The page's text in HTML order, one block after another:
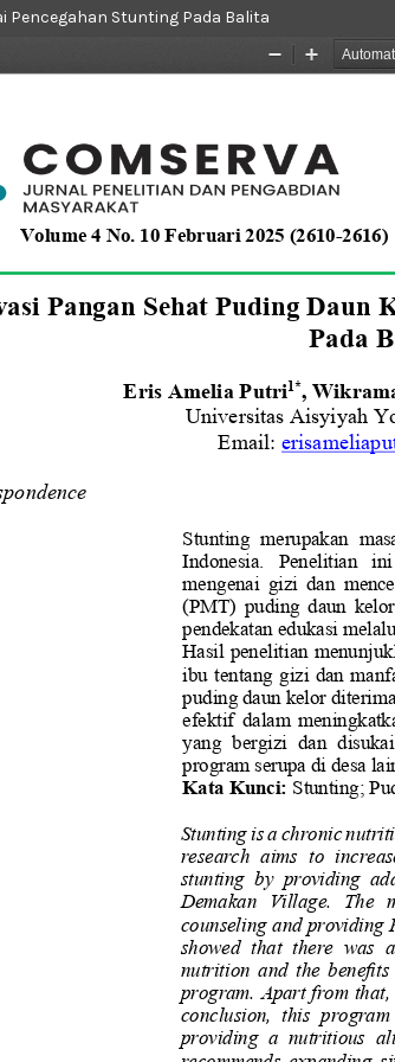
Pencegahan Stunting Pada Balita